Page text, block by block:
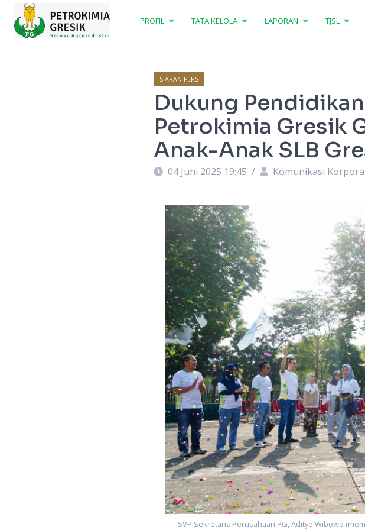
PROFIL TATA KELOLA LAPORAN TJSL
SIARAN PERS
Dukung
Petrokimia Gresik
Anak-Anak SLB
04 Juni 2025 19:45 / Komunikasi
SVP Sekretaris Perusahaan PG, Adityo Wibowo